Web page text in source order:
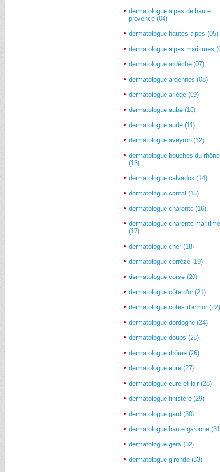
dermatologue alpes de haute
provence (04)
dermatologue hautes alpes (05)
dermatologue alpes maritimes
dermatologue ardèche (07)
dermatologue ardennes (08)
dermatologue ariège (09)
dermatologue aube (10)
dermatologue aude (11)
dermatologue aveyron (12)
dermatologue bouches du rhône
(13)
dermatologue calvados (14)
dermatologue cantal (15)
dermatologue charente (16)
dermatologue charente maritime
(17)
dermatologue cher (18)
dermatologue corrèze (19)
dermatologue corse (20)
dermatologue côte d'or (21)
dermatologue côtes d'armor (22)
dermatologue dordogne (24)
dermatologue doubs (25)
dermatologue drôme (26)
dermatologue eure (27)
dermatologue eure et loir (28)
dermatologue finistère (29)
dermatologue gard (30)
dermatologue haute garonne
dermatologue gers (32)
dermatologue gironde (33)